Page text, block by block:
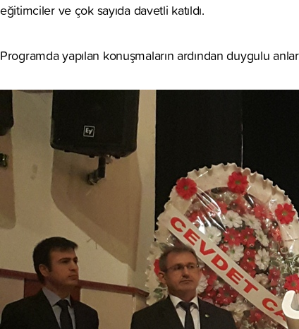
eğitimciler ve çok sayıda davetli katıldı.
Programda yapılan konuşmaların ardından duygulu